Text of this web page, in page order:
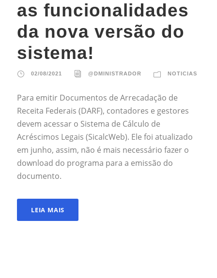
as funcionalidades
da nova versão do
sistema!
02/08/2021 @DMINISTRADOR NOTICIAS
Para emitir Documentos de Arrecadação de
Receita Federais (DARF), contadores e gestores
devem acessar o Sistema de Cálculo de
Acréscimos Legais (SicalcWeb). Ele foi atualizado
em junho, assim, não é mais necessário fazer o
download do programa para a emissão do
documento.
LEIA MAIS